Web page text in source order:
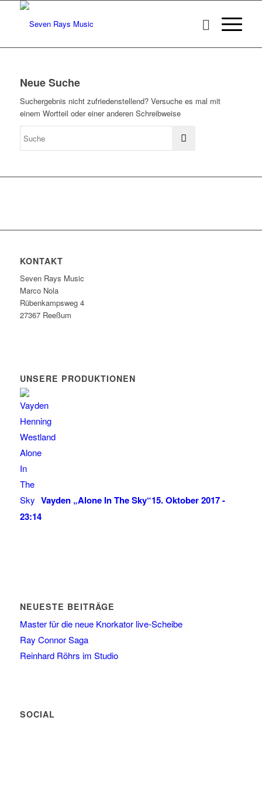
Neue Suche
Suchergebnis nicht zufriedenstellend? Versuche es mal mit
einem Wortteil oder einer anderen Schreibweise
KONTAKT
Seven Rays Music
Marco Nola
Rübenkampsweg 4
27367 Reeßum
UNSERE PRODUKTIONEN
Vayden „Alone In The Sky“15. Oktober 2017 -
23:14
NEUESTE BEITRÄGE
Master für die neue Knorkator live-Scheibe
Ray Connor Saga
Reinhard Röhrs im Studio
SOCIAL